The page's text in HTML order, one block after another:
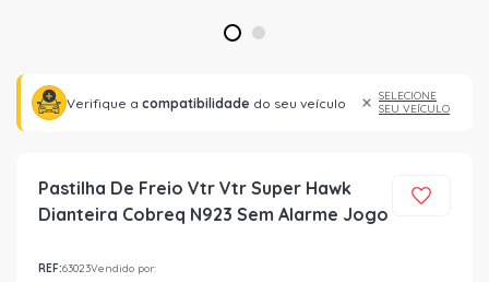
1 2
Verifique a compatibilidade do seu veículo
SELECIONE
SEU VEÍCULO
Pastilha De Freio Vtr Vtr Super Hawk
Dianteira Cobreq N923 Sem Alarme Jogo
REF:63023Vendido por: